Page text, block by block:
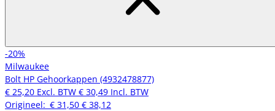
-20%
Milwaukee
Bolt HP Gehoorkappen (4932478877)
€ 25,20 Excl. BTW € 30,49 Incl. BTW
Origineel: € 31,50 € 38,12